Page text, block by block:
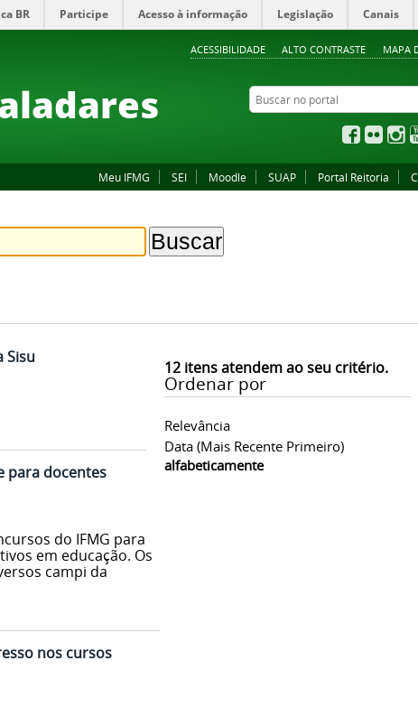
ACESSIBILIDADE ALTO CONTRASTE MAPA
BR Participe Acesso à informação Legislação Canais
Buscar no portal
Facebook
Flickr
Meu IFMG SEI Moodle SUAP Portal Reitoria
12itens atendem ao seu critério.
Ordenar por
Relevância
Data (mais Recente Primeiro)
alfabeticamente
Sisu
para docentes
do IFMG para
em educação. Os
campi da
nos cursos